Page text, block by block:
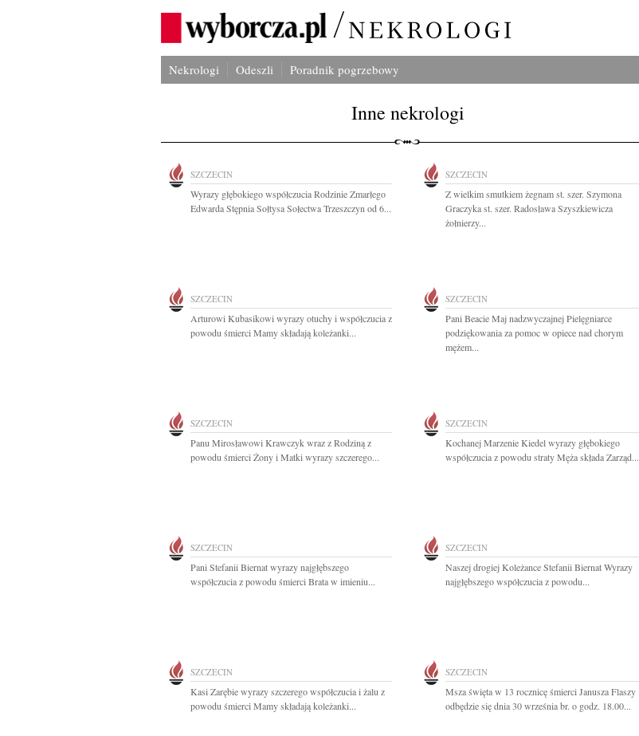
Nekrologi Odeszli Poradnik pogrzebowy
Inne nekrologi
SZCZECIN
Wyrazy głębokiego współczucia Rodzinie Zmarłego
Edwarda Stępnia Sołtysa Sołectwa Trzeszczyn od 6...
SZCZECIN
Z wielkim smutkiem żegnam st. szer. Szymona
Graczyka st. szer. Radosława Szyszkiewicza
żołnierzy...
SZCZECIN
Arturowi Kubasikowi wyrazy otuchy i współczucia z
powodu śmierci Mamy składają koleżanki...
SZCZECIN
Pani Beacie Maj nadzwyczajnej Pielęgniarce
podziękowania za pomoc w opiece nad chorym
mężem...
SZCZECIN
Panu Mirosławowi Krawczyk wraz z Rodziną z
powodu śmierci Żony i Matki wyrazy szczerego...
SZCZECIN
Kochanej Marzenie Kiedel wyrazy głębokiego
współczucia z powodu straty Męża składa Zarząd...
SZCZECIN
Pani Stefanii Biernat wyrazy najgłębszego
współczucia z powodu śmierci Brata w imieniu...
SZCZECIN
Naszej drogiej Koleżance Stefanii Biernat Wyrazy
najgłębszego współczucia z powodu...
SZCZECIN
Kasi Zarębie wyrazy szczerego współczucia i żalu z
powodu śmierci Mamy składają koleżanki...
SZCZECIN
Msza święta w 13 rocznicę śmierci Janusza Flaszy
odbędzie się dnia 30 września br. o godz. 18.00...